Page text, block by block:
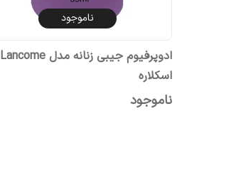
ناموجود
ادوپرفیوم جیبی زنانه مدل Lancome
اسکلاره
ناموجود